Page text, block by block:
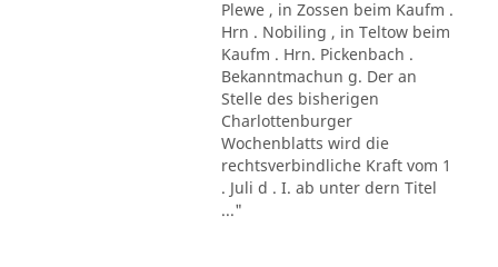
Plewe , in Zossen beim Kaufm .
Hrn . Nobiling , in Teltow beim
Kaufm . Hrn. Pickenbach .
Bekanntmachun g. Der an
Stelle des bisherigen
Charlottenburger
Wochenblatts wird die
rechtsverbindliche Kraft vom 1
. Juli d . I. ab unter dern Titel
..."